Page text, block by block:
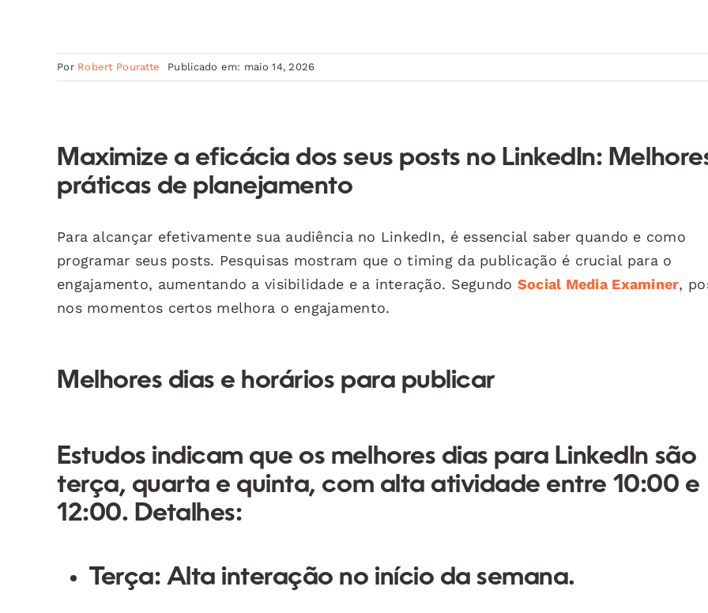
Por Robert Pouratte Publicado em: maio 14, 2026
Maximize a eficácia dos seus posts no LinkedIn:
práticas de planejamento
Para alcançar efetivamente sua audiência no LinkedIn, é essencial saber quando e como
programar seus posts. Pesquisas mostram que o timing da publicação é crucial para o
engajamento, aumentando a visibilidade e a interação. Segundo Social Media Examiner,
nos momentos certos melhora o engajamento.
Melhores dias e horários para publicar
Estudos indicam que os melhores dias para LinkedIn são
terça, quarta e quinta, com alta atividade entre 10:00 e
12:00. Detalhes:
Terça: Alta interação no início da semana.